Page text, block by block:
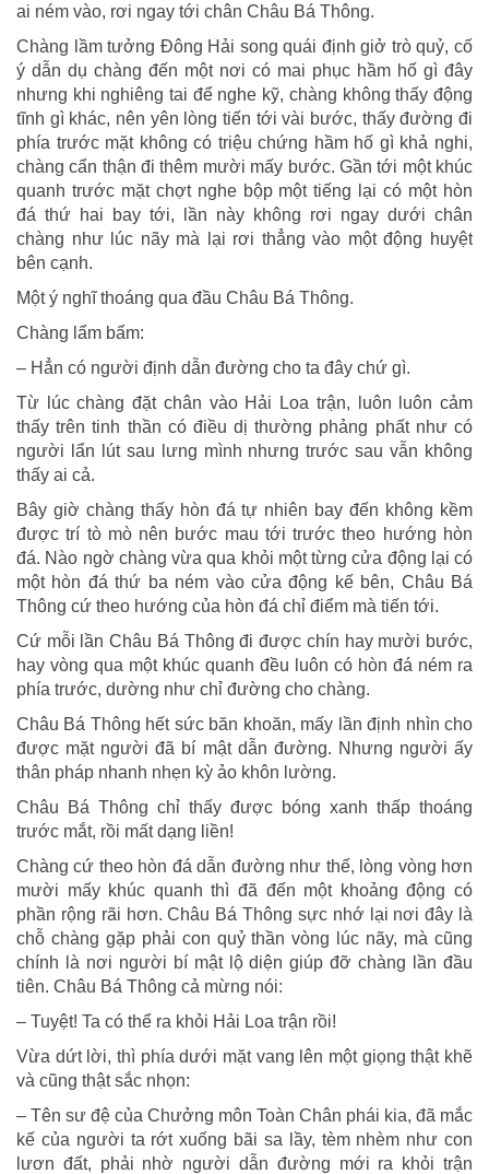
ai ném vào, rơi ngay tới chân Châu Bá Thông.
Chàng lầm tưởng Đông Hải song quái định giở trò quỷ, cố
ý dẫn dụ chàng đến một nơi có mai phục hầm hố gì đây
nhưng khi nghiêng tai để nghe kỹ, chàng không thấy động
tĩnh gì khác, nên yên lòng tiến tới vài bước, thấy đường đi
phía trước mặt không có triệu chứng hầm hố gì khả nghi,
chàng cẩn thận đi thêm mười mấy bước. Gần tới một khúc
quanh trước mặt chợt nghe bộp một tiếng lại có một hòn
đá thứ hai bay tới, lần này không rơi ngay dưới chân
chàng như lúc nãy mà lại rơi thẳng vào một động huyệt
bên cạnh.
Một ý nghĩ thoáng qua đầu Châu Bá Thông.
Chàng lẩm bẩm:
– Hẳn có người định dẫn đường cho ta đây chứ gì.
Từ lúc chàng đặt chân vào Hải Loa trận, luôn luôn cảm
thấy trên tinh thần có điều dị thường phảng phất như có
người lẩn lút sau lưng mình nhưng trước sau vẫn không
thấy ai cả.
Bây giờ chàng thấy hòn đá tự nhiên bay đến không kềm
được trí tò mò nên bước mau tới trước theo hướng hòn
đá. Nào ngờ chàng vừa qua khỏi một từng cửa động lại có
một hòn đá thứ ba ném vào cửa động kế bên, Châu Bá
Thông cứ theo hướng của hòn đá chỉ điểm mà tiến tới.
Cứ mỗi lần Châu Bá Thông đi được chín hay mười bước,
hay vòng qua một khúc quanh đều luôn có hòn đá ném ra
phía trước, dường như chỉ đường cho chàng.
Châu Bá Thông hết sức băn khoăn, mấy lần định nhìn cho
được mặt người đã bí mật dẫn đường. Nhưng người ấy
thân pháp nhanh nhẹn kỳ ảo khôn lường.
Châu Bá Thông chỉ thấy được bóng xanh thấp thoáng
trước mắt, rồi mất dạng liền!
Chàng cứ theo hòn đá dẫn đường như thế, lòng vòng hơn
mười mấy khúc quanh thì đã đến một khoảng động có
phần rộng rãi hơn. Châu Bá Thông sực nhớ lại nơi đây là
chỗ chàng gặp phải con quỷ thần vòng lúc nãy, mà cũng
chính là nơi người bí mật lộ diện giúp đỡ chàng lần đầu
tiên. Châu Bá Thông cả mừng nói:
– Tuyệt! Ta có thể ra khỏi Hải Loa trận rồi!
Vừa dứt lời, thì phía dưới mặt vang lên một giọng thật khẽ
và cũng thật sắc nhọn:
– Tên sư đệ của Chưởng môn Toàn Chân phái kia, đã mắc
kế của người ta rớt xuống bãi sa lầy, tèm nhèm như con
lươn đất, phải nhờ người dẫn đường mới ra khỏi trận